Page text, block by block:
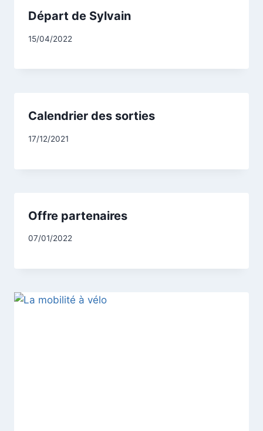
Départ de Sylvain
15/04/2022
Calendrier des sorties
17/12/2021
Offre partenaires
07/01/2022